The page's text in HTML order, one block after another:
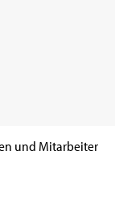
und Mitarbeiter